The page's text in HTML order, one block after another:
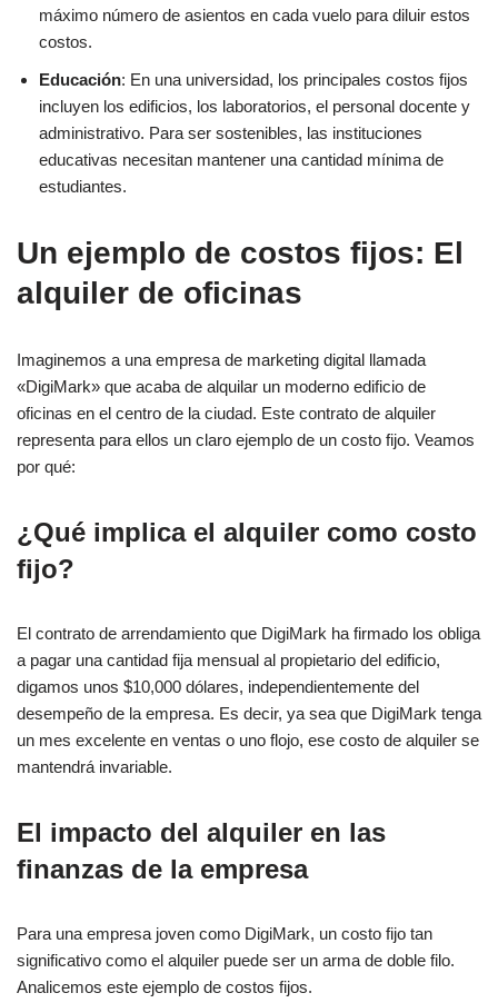
máximo número de asientos en cada vuelo para diluir estos
costos.
Educación: En una universidad, los principales costos fijos
incluyen los edificios, los laboratorios, el personal docente y
administrativo. Para ser sostenibles, las instituciones
educativas necesitan mantener una cantidad mínima de
estudiantes.
Un ejemplo de costos fijos: El
alquiler de oficinas
Imaginemos a una empresa de marketing digital llamada
«DigiMark» que acaba de alquilar un moderno edificio de
oficinas en el centro de la ciudad. Este contrato de alquiler
representa para ellos un claro ejemplo de un costo fijo. Veamos
por qué:
¿Qué implica el alquiler como costo
fijo?
El contrato de arrendamiento que DigiMark ha firmado los obliga
a pagar una cantidad fija mensual al propietario del edificio,
digamos unos $10,000 dólares, independientemente del
desempeño de la empresa. Es decir, ya sea que DigiMark tenga
un mes excelente en ventas o uno flojo, ese costo de alquiler se
mantendrá invariable.
El impacto del alquiler en las
finanzas de la empresa
Para una empresa joven como DigiMark, un costo fijo tan
significativo como el alquiler puede ser un arma de doble filo.
Analicemos este ejemplo de costos fijos.